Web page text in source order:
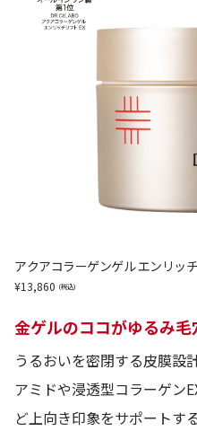
アクアコラーゲンゲル エンリッ
13,860
金ゲルのココがゆるみ毛
うるおいを密閉する皮膜設
アミドや浸透型コラーゲン
ど上向き印象をサポートす